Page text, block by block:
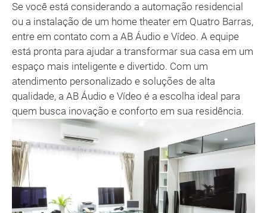
Se você está considerando a automação residencial
ou a instalação de um home theater em Quatro Barras,
entre em contato com a AB Áudio e Vídeo. A equipe
está pronta para ajudar a transformar sua casa em um
espaço mais inteligente e divertido. Com um
atendimento personalizado e soluções de alta
qualidade, a AB Áudio e Vídeo é a escolha ideal para
quem busca inovação e conforto em sua residência.